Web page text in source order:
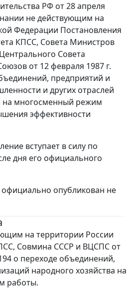
РФ от 28 апреля
не действующим на
Федерации Постановления
КПСС, Совета Министров
Совета
от 12 февраля 1987 г.
предприятий и
и других отраслей
на многосменный режим
эффективности
вступает в силу по
дня его официального
официально опубликован не
на территории России
Совмина СССР и ВЦСПС от
о переходе объединений,
народного хозяйства на
работы.